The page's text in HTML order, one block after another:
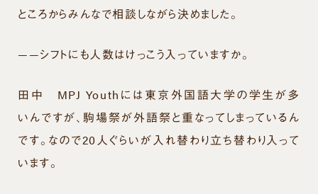
ところからみんなで相談しながら決めました。
——シフトにも人数はけっこう入っていますか。
田中
MPJ Youthには東京外国語大学の学生が多
いんですが、駒場祭が外語祭と重なってしまっているん
です。なので20人ぐらいが入れ替わり立ち替わり入って
います。